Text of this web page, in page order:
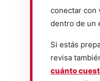
conectar con
dentro de un
Si estás
revisa
cuánto